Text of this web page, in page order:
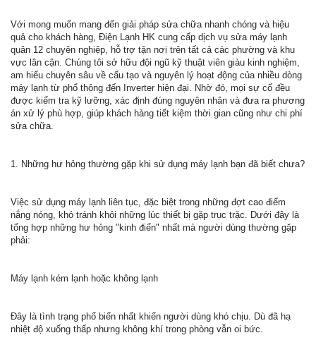
Với mong muốn mang đến giải pháp sửa chữa nhanh chóng và hiệu
quả cho khách hàng, Điện Lạnh HK cung cấp dịch vụ sửa máy lạnh
quận 12 chuyên nghiệp, hỗ trợ tận nơi trên tất cả các phường và khu
vực lân cận. Chúng tôi sở hữu đội ngũ kỹ thuật viên giàu kinh nghiệm,
am hiểu chuyên sâu về cấu tạo và nguyên lý hoạt động của nhiều dòng
máy lạnh từ phổ thông đến Inverter hiện đại. Nhờ đó, mọi sự cố đều
được kiểm tra kỹ lưỡng, xác định đúng nguyên nhân và đưa ra phương
án xử lý phù hợp, giúp khách hàng tiết kiệm thời gian cũng như chi phí
sửa chữa.
1. Những hư hỏng thường gặp khi sử dụng máy lạnh bạn đã biết chưa?
Việc sử dụng máy lạnh liên tục, đặc biệt trong những đợt cao điểm
nắng nóng, khó tránh khỏi những lúc thiết bị gặp trục trặc. Dưới đây là
tổng hợp những hư hỏng "kinh điển" nhất mà người dùng thường gặp
phải:
Máy lạnh kém lạnh hoặc không lạnh
Đây là tình trạng phổ biến nhất khiến người dùng khó chịu. Dù đã hạ
nhiệt độ xuống thấp nhưng không khí trong phòng vẫn oi bức.